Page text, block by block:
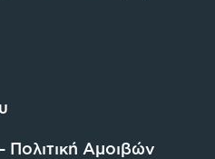
Πολιτική Αμοιβών